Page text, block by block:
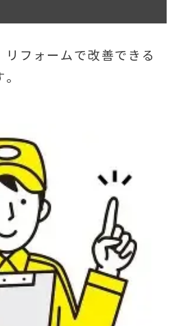
フォームで改善できる